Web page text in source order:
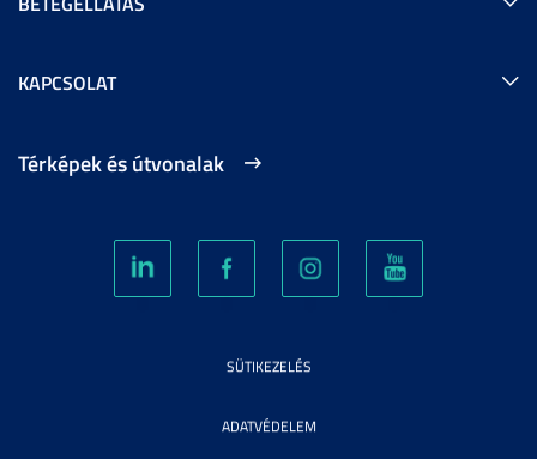
KAPCSOLAT
Térképek és útvonalak
SÜTIKEZELÉS
ADATVÉDELEM